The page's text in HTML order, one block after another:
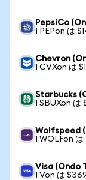
PepsiCo
1 PEPon は
Chevron
1 CVXon は
Starbucks
1 SBUXon は
Wolfspeed
1 WOLFon
Visa (Ondo
1 Von は